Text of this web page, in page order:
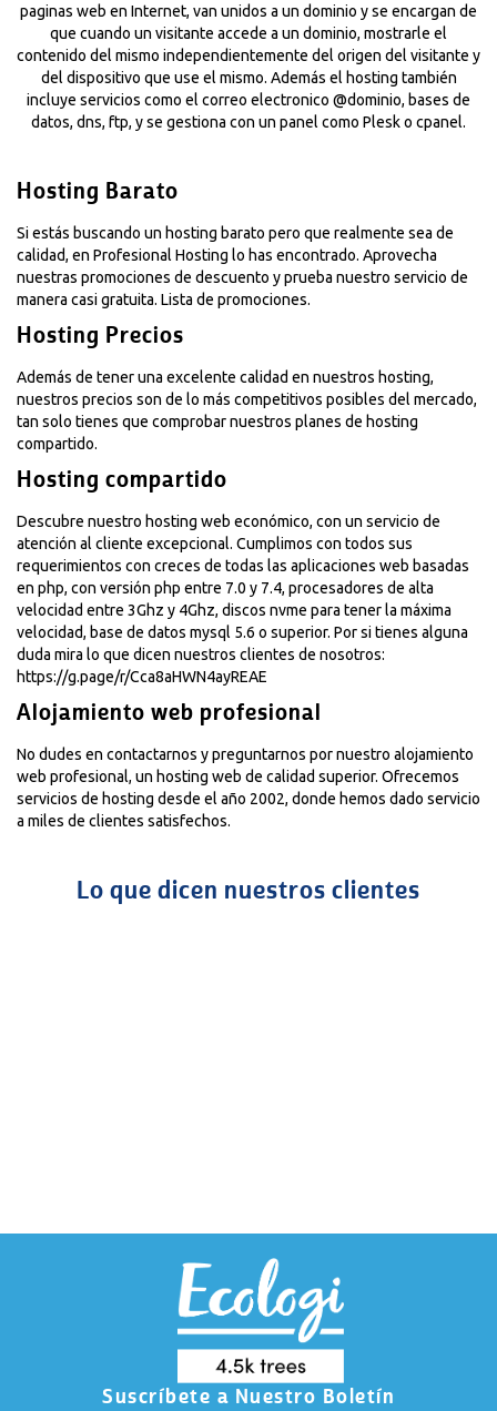
paginas web en Internet, van unidos a un dominio y se encargan de
que cuando un visitante accede a un dominio, mostrarle el
contenido del mismo independientemente del origen del visitante y
del dispositivo que use el mismo. Además el hosting también
incluye servicios como el correo electronico @dominio, bases de
datos, dns, ftp, y se gestiona con un panel como Plesk o cpanel.
Hosting Barato
Si estás buscando un hosting barato pero que realmente sea de
calidad, en Profesional Hosting lo has encontrado. Aprovecha
nuestras promociones de descuento y prueba nuestro servicio de
manera casi gratuita. Lista de promociones.
Hosting Precios
Además de tener una excelente calidad en nuestros hosting,
nuestros precios son de lo más competitivos posibles del mercado,
tan solo tienes que comprobar nuestros planes de hosting
compartido.
Hosting compartido
Descubre nuestro hosting web económico, con un servicio de
atención al cliente excepcional. Cumplimos con todos sus
requerimientos con creces de todas las aplicaciones web basadas
en php, con versión php entre 7.0 y 7.4, procesadores de alta
velocidad entre 3Ghz y 4Ghz, discos nvme para tener la máxima
velocidad, base de datos mysql 5.6 o superior. Por si tienes alguna
duda mira lo que dicen nuestros clientes de nosotros:
https://g.page/r/Cca8aHWN4ayREAE
Alojamiento web profesional
No dudes en contactarnos y preguntarnos por nuestro alojamiento
web profesional, un hosting web de calidad superior. Ofrecemos
servicios de hosting desde el año 2002, donde hemos dado servicio
a miles de clientes satisfechos.
Lo que dicen nuestros clientes
Suscríbete a Nuestro Boletín